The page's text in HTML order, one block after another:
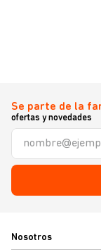
Se parte de la
ofertas y novedades
Nosotros